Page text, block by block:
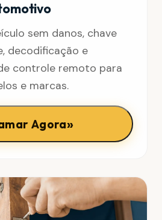
sem danos, chave
decodificação e
controle remoto para
e marcas.
Agora»